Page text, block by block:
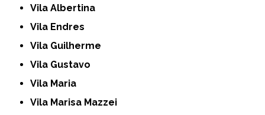
Vila Albertina
Vila Endres
Vila Guilherme
Vila Gustavo
Vila Maria
Vila Marisa Mazzei